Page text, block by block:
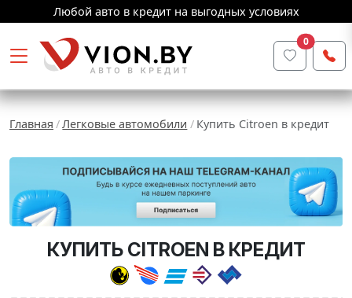
Любой авто в кредит на выгодных условиях
0
Главная Легковые автомобили Купить Citroen в кредит
КУПИТЬ CITROEN В КРЕДИТ